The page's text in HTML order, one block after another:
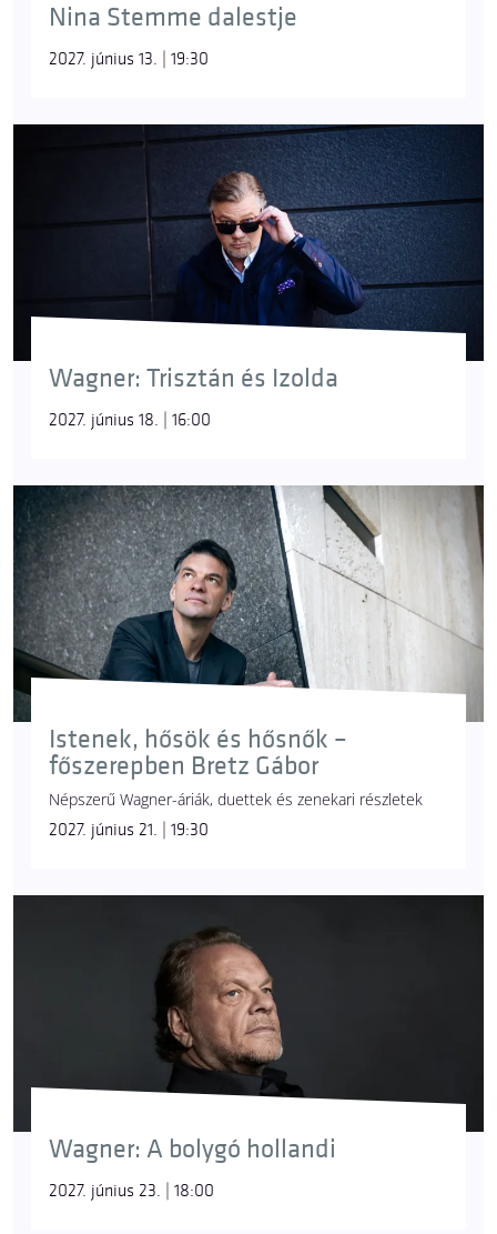
Nina Stemme dalestje
2027. június 13. | 19:30
Wagner: Trisztán és Izolda
2027. június 18. | 16:00
Istenek, hősök és hősnők –
főszerepben Bretz Gábor
Népszerű Wagner-áriák, duettek és zenekari részletek
2027. június 21. | 19:30
Wagner: A bolygó hollandi
2027. június 23. | 18:00